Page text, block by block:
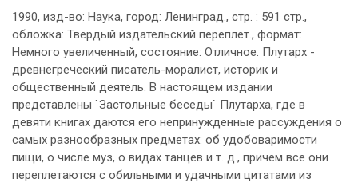
1990, изд-во: Наука, город: Ленинград., стр. : 591 стр.,
обложка: Твердый издательский переплет., формат:
Немного увеличенный, состояние: Отличное. Плутарх -
древнегреческий писатель-моралист, историк и
общественный деятель. В настоящем издании
представлены `Застольные беседы` Плутарха, где в
девяти книгах даются его непринужденные рассуждения о
самых разнообразных предметах: об удобоваримости
пищи, о числе муз, о видах танцев и т. д., причем все они
переплетаются с обильными и удачными цитатами из